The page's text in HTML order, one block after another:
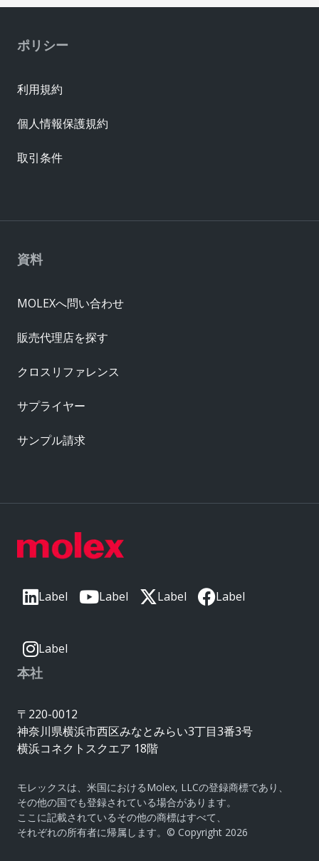
Label Label Label Label
Label
本社
〒220-0012
神奈川県横浜市西区みなとみらい3丁目3番3号
横浜コネクトスクエア 18階
モレックスは、米国におけるMolex, LLCの登録商標であり、
その他の国でも登録されている場合があります。
ここに記載されているその他の商標はすべて、
それぞれの所有者に帰属します。© Copyright 2026
資料
MOLEXへ問い合わせ
販売代理店を探す
クロスリファレンス
サプライヤー
サンプル請求
ポリシー
利用規約
個人情報保護規約
取引条件